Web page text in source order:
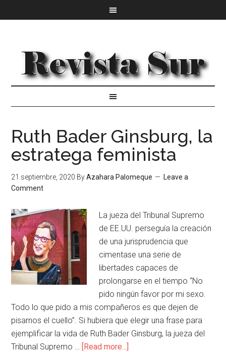
Ruth Bader Ginsburg, la
estratega feminista
21 septiembre, 2020 ByAzahara Palomeque
Leave a
Comment
La jueza del Tribunal Supremo
de EE.UU. perseguía la creación
de una jurisprudencia que
cimentase una serie de
libertades capaces de
prolongarse en el tiempo “No
pido ningún favor por mi sexo.
Todo lo que pido a mis compañeros es que dejen de
pisarnos el cuello”. Si hubiera que elegir una frase para
ejemplificar la vida de Ruth Bader Ginsburg, la jueza del
Tribunal Supremo … [Read more...]